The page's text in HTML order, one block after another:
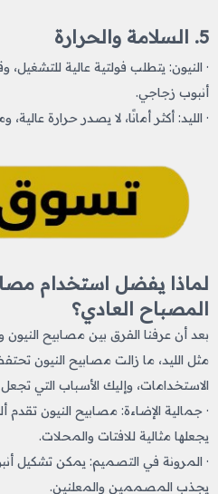
5. السلامة والحرارة
· النيون: يتطلب فولتية عالية
أنبوب زجاجي.
· الليد: أكثر أمانًا، لا يصدر حرارة
لماذا يفضل استخدام
المصباح العادي؟
بعد أن عرفنا الفرق بين مصابيح النيون
مثل الليد، ما زالت مصابيح النيون
الاستخدامات، وإليك الأسباب التي
· جمالية الإضاءة: مصابيح النيون تقدم
يجعلها مثالية للافتات والمحلات.
· المرونة في التصميم: يمكن تشكيل
يجذب المصممين والمعلنين.